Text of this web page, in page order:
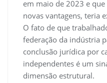
em maio de 2023 e que
novas vantagens, teria
O fato de que
federação da indústria
conclusão jurídica por
independentes é um
dimensão estrutural.